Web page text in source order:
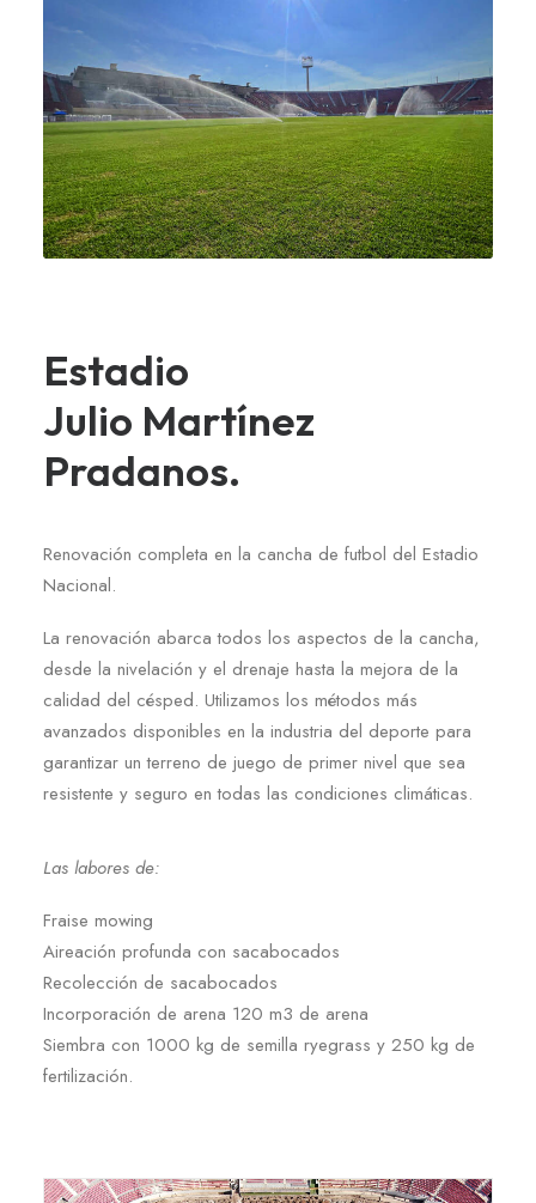
Estadio
Julio Martínez
Pradanos.
Renovación completa en la cancha de futbol del Estadio
Nacional.
La renovación abarca todos los aspectos de la cancha,
desde la nivelación y el drenaje hasta la mejora de la
calidad del césped. Utilizamos los métodos más
avanzados disponibles en la industria del deporte para
garantizar un terreno de juego de primer nivel que sea
resistente y seguro en todas las condiciones climáticas.
Las labores de:
Fraise mowing
Aireación profunda con sacabocados
Recolección de sacabocados
Incorporación de arena 120 m3 de arena
Siembra con 1000 kg de semilla ryegrass y 250 kg de
fertilización.